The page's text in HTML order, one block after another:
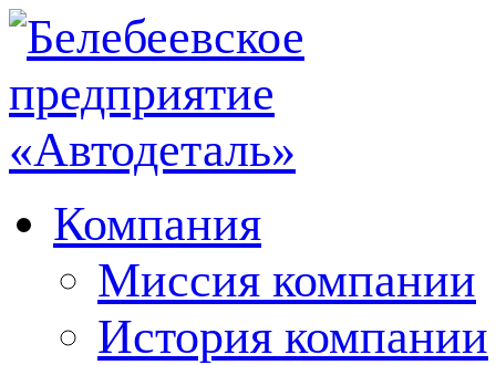
Компания
Миссия компании
История компании